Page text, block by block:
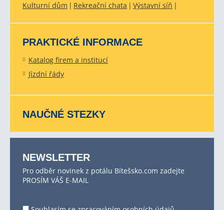
Kulturní dům Rekreační chata Výstavní síň
PRAKTICKÉ INFORMACE
Katalog firem a institucí
Jízdní řády
NAUČNÉ STEZKY
NEWSLETTER
Pro odběr novinek z potálu Bítešsko.com zadejte
PROSÍM VÁŠ E-MAIL